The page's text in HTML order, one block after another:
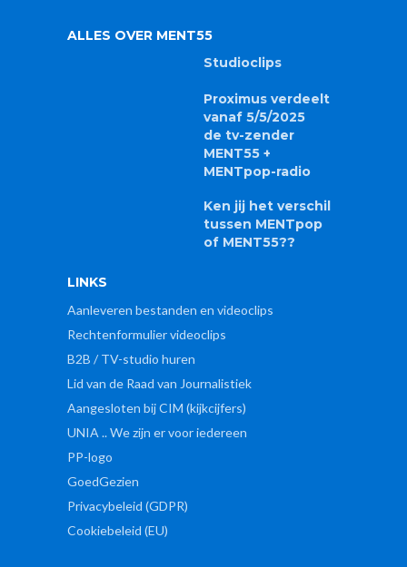
ALLES OVER MENT55
Studioclips
Proximus verdeelt
vanaf 5/5/2025
de tv-zender
MENT55 +
MENTpop-radio
Ken jij het verschil
tussen MENTpop
of MENT55??
LINKS
Aanleveren bestanden en videoclips
Rechtenformulier videoclips
B2B / TV-studio huren
Lid van de Raad van Journalistiek
Aangesloten bij CIM (kijkcijfers)
UNIA .. We zijn er voor iedereen
PP-logo
GoedGezien
Privacybeleid (GDPR)
Cookiebeleid (EU)